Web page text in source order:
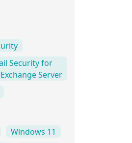
Security for
Server
Windows 11